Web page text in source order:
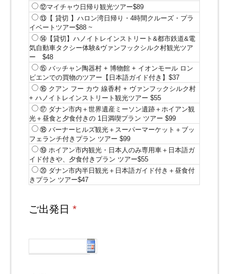
⑫マイチャウ日帰り観光ツアー$89
⑬【 貸切 】ハロン湾日帰り・4時間クルーズ・プラ
イベートツアー$88 ~
⑭【貸切】ハノイトレインストリート&都市鉄道&電
気自動車タクシー体験&ヴァンフックシルク村観光ツア
ー $48
⑮ バッチャン陶器村 + 博物館 + イオンモール ロン
ビエンでの買物のツアー【日本語ガイド付き】$37
⑯ クアン フー カウ 線香村 + ヴァンフックシルク村
+ ハノイトレインストリート観光ツアー $55
⑰ ダナン市内＋世界遺産ミーソン遺跡＋ホイアン観
光＋昼食と夕食付きの 1日満喫プラン ツアー $99
⑱ バーナーヒルズ観光＋スーパーマーケット＋ブッ
フェランチ付きプラン ツアー $99
⑲ ホイアン市内観光・日本人のみ専用車＋日本語ガ
イド付きや、夕食付きプラン ツアー$55
⑳ ダナン市内半日観光＋日本語ガイド付き＋昼食付
きプラン ツアー$47
ご出発日*